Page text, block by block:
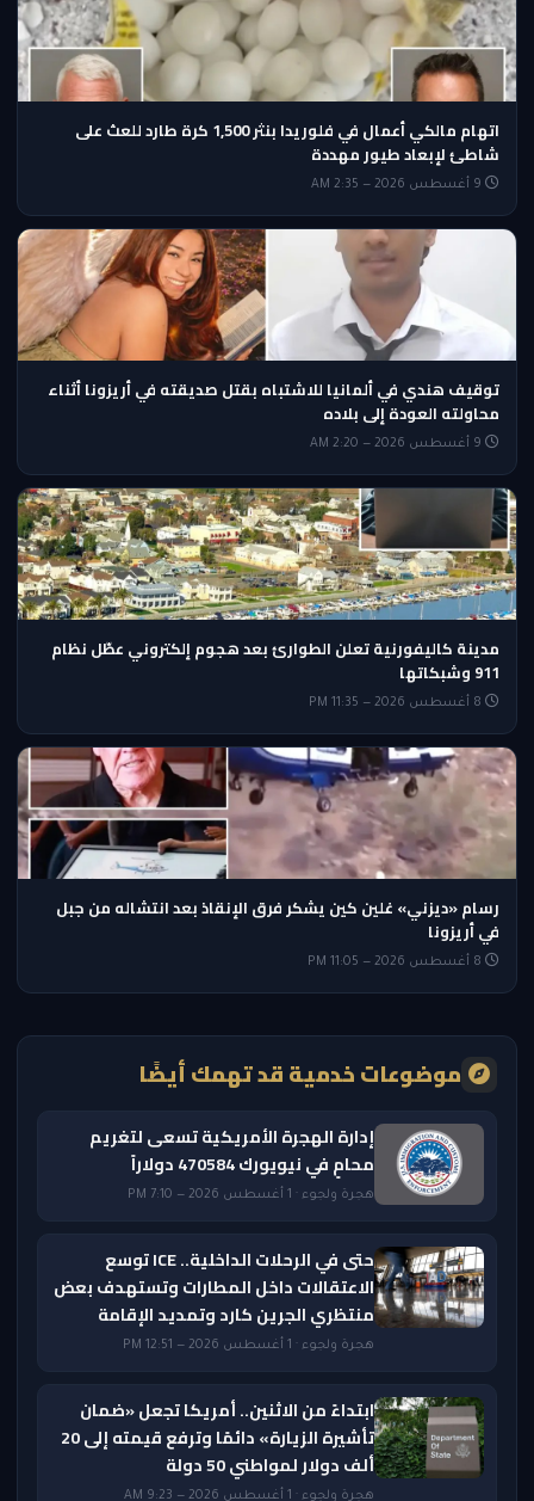
اتهام مالكي أعمال في فلوريدا بنثر 1,500 كرة طارد للعث على
شاطئ لإبعاد طيور مهددة
توقيف هندي في ألمانيا للاشتباه بقتل صديقته في أريزونا أثناء
محاولته العودة إلى بلاده
مدينة كاليفورنية تعلن الطوارئ بعد هجوم إلكتروني عطّل نظام
911 وشبكاتها
رسام «ديزني» غلين كين يشكر فرق الإنقاذ بعد انتشاله من جبل
في أريزونا
موضوعات خدمية قد تهمك أيضًا
إدارة الهجرة الأمريكية تسعى لتغريم
محامٍ في نيويورك 470584 دولاراً
هجرة ولجوء · 1 أغسطس 2026 — 7:10 PM
حتى في الرحلات الداخلية.. ICE توسع
الاعتقالات داخل المطارات وتستهدف بعض
منتظري الجرين كارد وتمديد الإقامة
هجرة ولجوء · 1 أغسطس 2026 — 12:51 PM
ابتداءً من الاثنين.. أمريكا تجعل «ضمان
تأشيرة الزيارة» دائمًا وترفع قيمته إلى 20
ألف دولار لمواطني 50 دولة
هجرة ولجوء · 1 أغسطس 2026 — 9:23 AM